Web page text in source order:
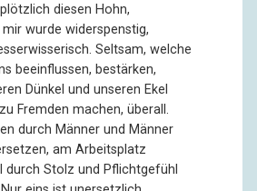
diesen Hohn,
wurde widerspenstig,
Seltsam, welche
beeinflussen, bestärken,
Dünkel und unseren Ekel
Fremden machen, überall.
durch Männer und Männer
am Arbeitsplatz
durch Stolz und Pflichtgefühl